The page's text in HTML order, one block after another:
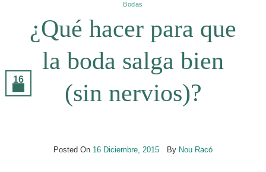
Bodas
¿Qué hacer para que
la boda salga bien
(sin nervios)?
Posted On 16 Diciembre, 2015 By Nou Racó
16